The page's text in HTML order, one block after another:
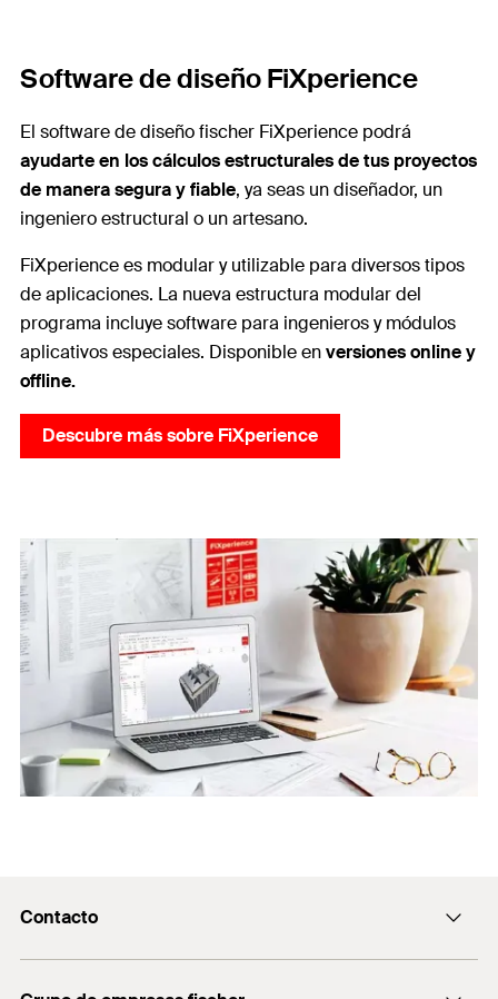
Software de diseño FiXperience
El software de diseño fischer FiXperience podrá
ayudarte en los cálculos estructurales de tus proyectos
de manera segura y fiable, ya seas un diseñador, un
ingeniero estructural o un artesano.
FiXperience es modular y utilizable para diversos tipos
de aplicaciones. La nueva estructura modular del
programa incluye software para ingenieros y módulos
aplicativos especiales. Disponible enversiones online y
offline.
Descubre más sobre FiXperience
Contacto